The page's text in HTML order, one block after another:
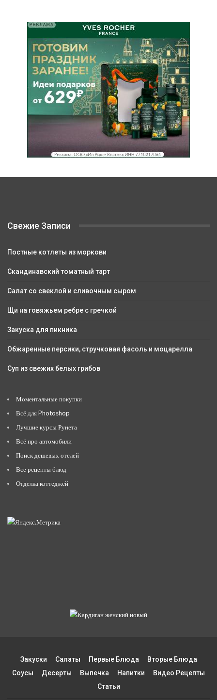
Свежие Записи
Постные котлеты из моркови
Скандинавский томатный тарт
Салат со свеклой и сливочным сыром
Щи на говяжьем ребре с гречкой
Закуска для пикника
Обжаренные персики, стручковая фасоль и моцарелла
Суп из свежих белых грибов
Моментальные покупки
Всё для Photoshop
Лучшие курсы Рунета
Всё про автомобили
Поиск дешевых отелей
Все рецепты блюд
Отделка коттеджей
Закуски Салаты Первые Блюда
Вторые Блюда
Соусы
Десерты Выпечка Напитки
Видео Рецепты
Статьи